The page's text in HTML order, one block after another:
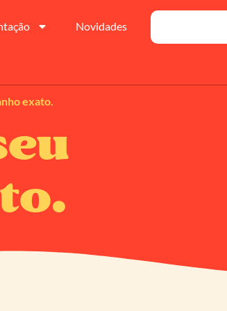
Novidades
exato.